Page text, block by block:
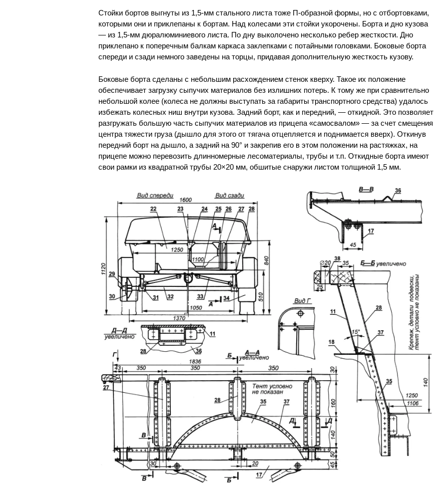
Стойки бортов выгнуты из 1,5-мм стального листа тоже П-образной формы, но с отбортовками,
которыми они и приклепаны к бортам. Над колесами эти стойки укорочены. Борта и дно кузова
— из 1,5-мм дюралюминиевого листа. По дну выколочено несколько ребер жесткости. Дно
приклепано к поперечным балкам каркаса заклепками с потайными головками. Боковые борта
спереди и сзади немного заведены на торцы, придавая дополнительную жесткость кузову.
Боковые борта сделаны с небольшим расхождением стенок кверху. Такое их положение
обеспечивает загрузку сыпучих материалов без излишних потерь. К тому же при сравнительно
небольшой колее (колеса не должны выступать за габариты транспортного средства) удалось
избежать колесных ниш внутри кузова. Задний борт, как и передний, — откидной. Это позволяет
разгружать большую часть сыпучих материалов из прицепа «самосвалом» — за счет смещения
центра тяжести груза (дышло для этого от тягача отцепляется и поднимается вверх). Откинув
передний борт на дышло, а задний на 90° и закрепив его в этом положении на растяжках, на
прицепе можно перевозить длинномерные лесоматериалы, трубы и т.п. Откидные борта имеют
свои рамки из квадратной трубы 20×20 мм, обшитые снаружи листом толщиной 1,5 мм.